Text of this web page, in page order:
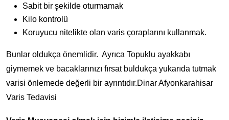
Sabit bir şekilde oturmamak
Kilo kontrolü
Koruyucu nitelikte olan varis çoraplarını kullanmak.
Bunlar oldukça önemlidir. Ayrıca Topuklu ayakkabı
giymemek ve bacaklarınızı fırsat buldukça yukarıda tutmak
varisi önlemede değerli bir ayrıntıdır.Dinar Afyonkarahisar
Varis Tedavisi